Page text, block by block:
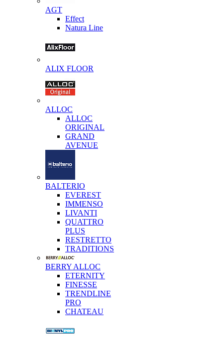
AGT
Effect
Natura Line
ALIX FLOOR
ALLOC
ALLOC
ORIGINAL
GRAND
AVENUE
BALTERIO
EVEREST
IMMENSO
LIVANTI
QUATTRO
PLUS
RESTRETTO
TRADITIONS
BERRY ALLOC
ETERNITY
FINESSE
TRENDLINE
PRO
CHATEAU